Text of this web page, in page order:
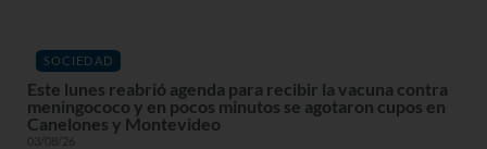
SOCIEDAD
Este lunes reabrió agenda para recibir la vacuna contra
meningococo y en pocos minutos se agotaron cupos en
Canelones y Montevideo
03/08/26